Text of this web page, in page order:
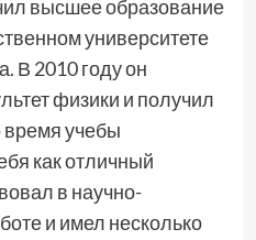
высшее образование
университете
В 2010 году он
физики и получил
учебы
как отличный
в научно-
и имел несколько